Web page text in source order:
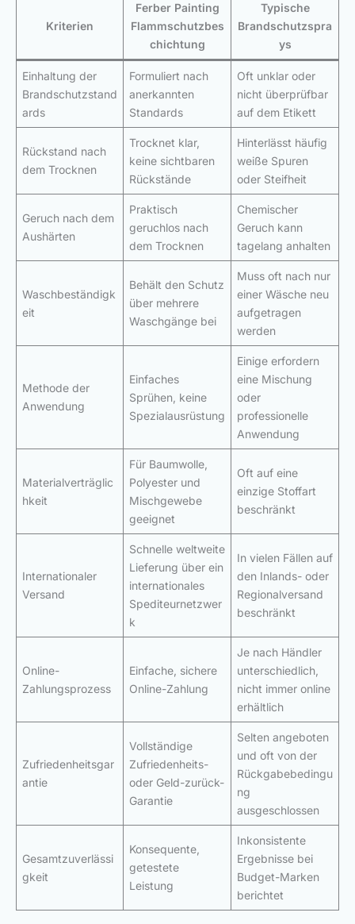
Kriterien
Ferber Painting
Flammschutzbes
chichtung
Typische
Brandschutzspra
ys
Einhaltung der
Brandschutzstand
ards
Formuliert nach
anerkannten
Standards
Oft unklar oder
nicht überprüfbar
auf dem Etikett
Rückstand nach
dem Trocknen
Trocknet klar,
keine sichtbaren
Rückstände
Hinterlässt häufig
weiße Spuren
oder Steifheit
Geruch nach dem
Aushärten
Praktisch
geruchlos nach
dem Trocknen
Chemischer
Geruch kann
tagelang anhalten
Waschbeständigk
eit
Behält den Schutz
über mehrere
Waschgänge bei
Muss oft nach nur
einer Wäsche neu
aufgetragen
werden
Methode der
Anwendung
Einfaches
Sprühen, keine
Spezialausrüstung
Einige erfordern
eine Mischung
oder
professionelle
Anwendung
Materialverträglic
hkeit
Für Baumwolle,
Polyester und
Mischgewebe
geeignet
Oft auf eine
einzige Stoffart
beschränkt
Internationaler
Versand
Schnelle weltweite
Lieferung über ein
internationales
Spediteurnetzwer
k
In vielen Fällen auf
den Inlands- oder
Regionalversand
beschränkt
Online-
Zahlungsprozess
Einfache, sichere
Online-Zahlung
Je nach Händler
unterschiedlich,
nicht immer online
erhältlich
Zufriedenheitsgar
antie
Vollständige
Zufriedenheits-
oder Geld-zurück-
Garantie
Selten angeboten
und oft von der
Rückgabebedingu
ng
ausgeschlossen
Gesamtzuverlässi
gkeit
Konsequente,
getestete
Leistung
Inkonsistente
Ergebnisse bei
Budget-Marken
berichtet